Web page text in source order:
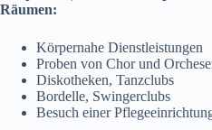
Räumen:
Körpernahe Dienstleistungen
Proben von Chor und
Diskotheken, Tanzclubs
Bordelle, Swingerclubs
Besuch einer